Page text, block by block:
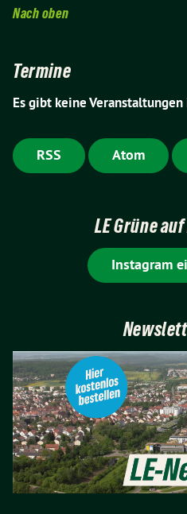
Nach oben
Termine
Es gibt keine
RSS Atom
LE Grüne
Instagram